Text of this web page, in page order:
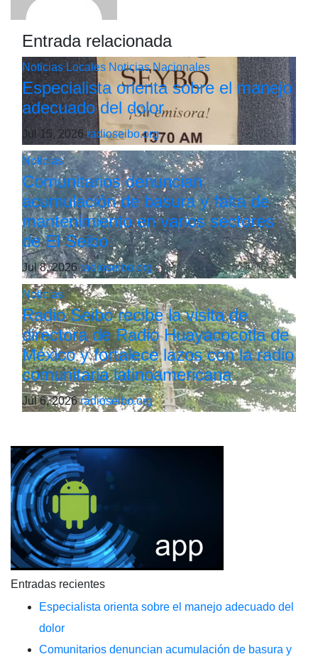
Entrada relacionada
Noticias Locales Noticias Nacionales
Especialista orienta sobre el manejo
adecuado del dolor
Jul 15, 2026radioseibo.org
Noticias
Comunitarios denuncian
acumulación de basura y falta de
mantenimiento en varios sectores
de El Seibo
Jul 8, 2026radioseibo.org
Noticias
Radio Seibo recibe la visita de
directora de Radio Huayacocotla de
México y fortalece lazos con la radio
comunitaria latinoamericana
Jul 6, 2026radioseibo.org
Entradas recientes
Especialista orienta sobre el manejo adecuado del
dolor
Comunitarios denuncian acumulación de basura y